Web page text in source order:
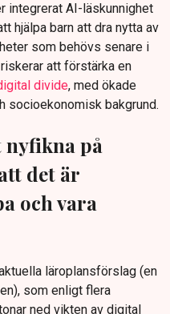
integrerat AI-läskunnighet
hjälpa barn att dra nytta av
som behövs senare i
att förstärka en
divide, med ökade
socioekonomisk bakgrund.
nyfikna på
det är
och vara
läroplansförslag (en
som enligt flera
ned vikten av digital